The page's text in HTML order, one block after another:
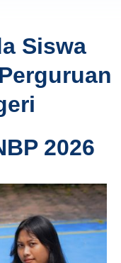
Siswa
2026